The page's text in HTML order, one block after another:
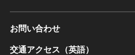
お問い合わせ
交通アクセス（英語）